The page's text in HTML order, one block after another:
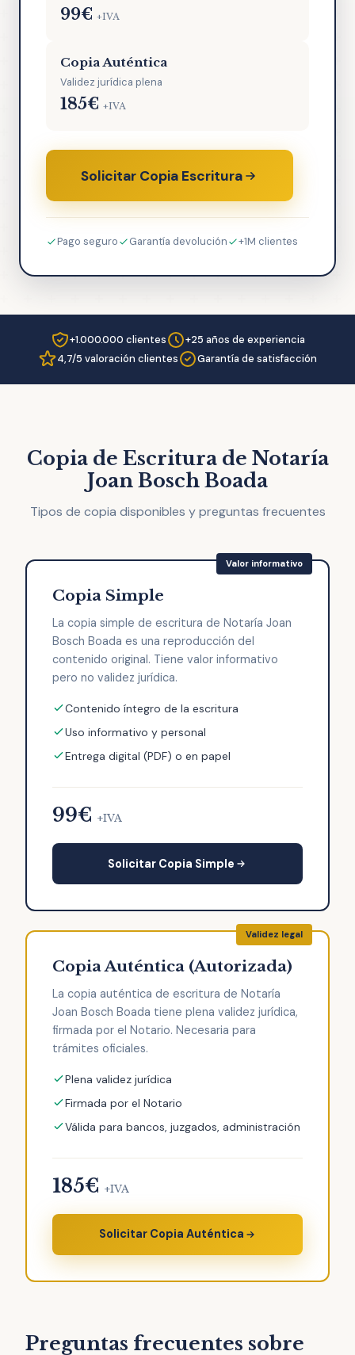
99€ +IVA
Copia Auténtica
Validez jurídica plena
185€ +IVA
Solicitar Copia Escritura
Pago seguro Garantía devolución +1M clientes
+1.000.000 clientes
+25 años de experiencia
4,7/5 valoración clientes
Garantía de satisfacción
Copia de Escritura de Notaría
Joan Bosch Boada
Tipos de copia disponibles y preguntas frecuentes
Copia Simple
La copia simple de escritura de Notaría Joan
Bosch Boada es una reproducción del
contenido original. Tiene valor informativo
pero no validez jurídica.
Contenido íntegro de la escritura
Uso informativo y personal
Entrega digital (PDF) o en papel
99€ +IVA
Solicitar Copia Simple
Copia Auténtica (Autorizada)
La copia auténtica de escritura de Notaría
Joan Bosch Boada tiene plena validez jurídica,
firmada por el Notario. Necesaria para
trámites oficiales.
Plena validez jurídica
Firmada por el Notario
Válida para bancos, juzgados, administración
185€ +IVA
Solicitar Copia Auténtica
Preguntas frecuentes sobre